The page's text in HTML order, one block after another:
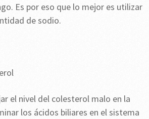
Es por eso que lo mejor es utilizar
de sodio.
el nivel del colesterol malo en la
los ácidos biliares en el sistema